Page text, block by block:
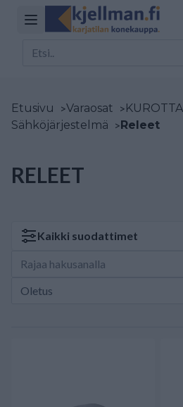
Etusivu >Varaosat >
Sähköjärjestelmä >Releet
RELEET
Kaikki suodattimet